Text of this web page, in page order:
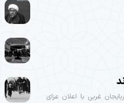
۲۵۰ هیئت مذهبی در آذربایجان غربی با اعلان عزای